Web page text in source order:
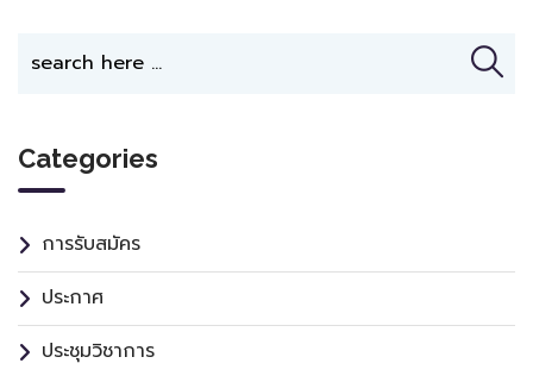
Categories
การรับสมัคร
ประกาศ
ประชุมวิชาการ